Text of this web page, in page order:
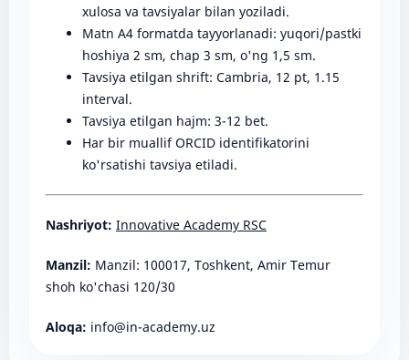
xulosa va tavsiyalar bilan yoziladi.
Matn A4 formatda tayyorlanadi: yuqori/pastki
hoshiya 2 sm, chap 3 sm, o'ng 1,5 sm.
Tavsiya etilgan shrift: Cambria, 12 pt, 1.15
interval.
Tavsiya etilgan hajm: 3-12 bet.
Har bir muallif ORCID identifikatorini
ko'rsatishi tavsiya etiladi.
Nashriyot: Innovative Academy RSC
Manzil: Manzil: 100017, Toshkent, Amir Temur
shoh ko'chasi 120/30
Aloqa: info@in-academy.uz